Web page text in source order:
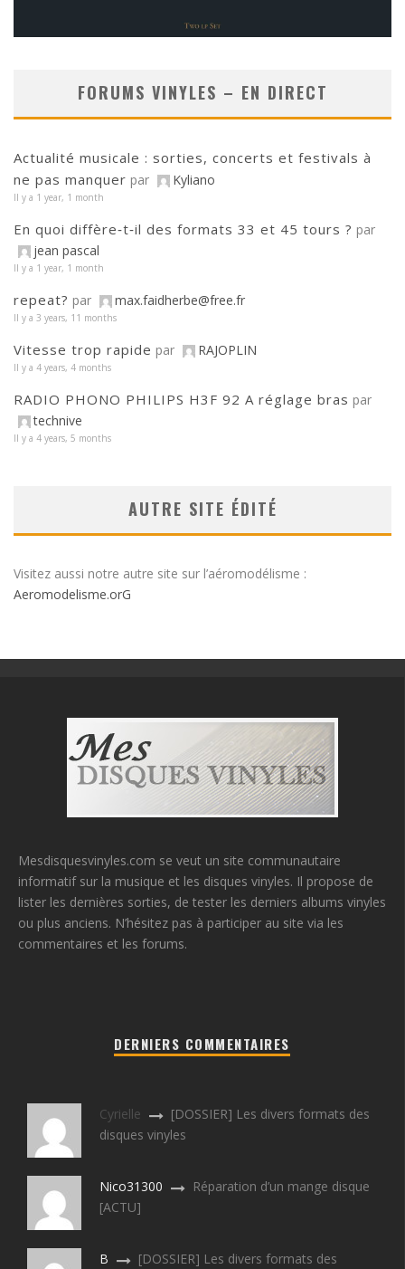
FORUMS VINYLES – EN DIRECT
Actualité musicale : sorties, concerts et festivals à
ne pas manquer par Kyliano
Il y a 1 year, 1 month
En quoi diffère‑t‑il des formats 33 et 45 tours ? par
jean pascal
Il y a 1 year, 1 month
repeat? par max.faidherbe@free.fr
Il y a 3 years, 11 months
Vitesse trop rapide par RAJOPLIN
Il y a 4 years, 4 months
RADIO PHONO PHILIPS H3F 92 A réglage bras par
technive
Il y a 4 years, 5 months
AUTRE SITE ÉDITÉ
Visitez aussi notre autre site sur l’aéromodélisme :
Aeromodelisme.orG
Mesdisquesvinyles.com se veut un site communautaire
informatif sur la musique et les disques vinyles. Il propose de
lister les dernières sorties, de tester les derniers albums vinyles
ou plus anciens. N’hésitez pas à participer au site via les
commentaires et les forums.
DERNIERS COMMENTAIRES
Cyrielle
[DOSSIER] Les divers formats des
disques vinyles
Nico31300
Réparation d’un mange disque
[ACTU]
B
[DOSSIER] Les divers formats des